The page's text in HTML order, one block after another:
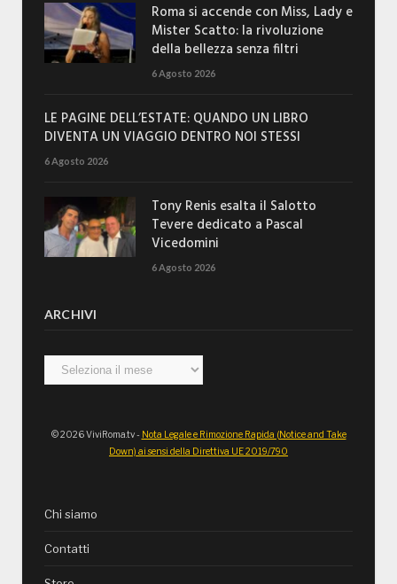
Roma si accende con Miss, Lady e
Mister Scatto: la rivoluzione
della bellezza senza filtri
6 Agosto 2026
LE PAGINE DELL’ESTATE: QUANDO UN LIBRO
DIVENTA UN VIAGGIO DENTRO NOI STESSI
6 Agosto 2026
Tony Renis esalta il Salotto
Tevere dedicato a Pascal
Vicedomini
6 Agosto 2026
ARCHIVI
Archivi
© 2026 ViviRoma.tv - Nota Legale e Rimozione Rapida (Notice and Take
Down) ai sensi della Direttiva UE 2019/790
Chi siamo
Contatti